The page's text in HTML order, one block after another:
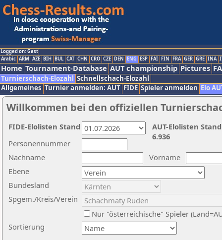
Logged on: Gast
Arabic ARM AZE BIH BUL CAT CHN CRO CZE DEN ENG ESP FAI FIN FRA GER GRE INA
Home Tournament-Database AUT championship Pictures
Turnierschach-Elozahl Schnellschach-Elozahl
Allgemeines Turnier anmelden: AUT FIDE Spieler anmelden Elo
Willkommen bei den offiziellen
Nachname
Vorname
Ebene
Sortierung
Personennummer
Bundesland
Spgem./Kreis/Verein
Nur "österreichische" Spieler
AUT-Elolisten
6.936
FIDE-Elolisten Stand